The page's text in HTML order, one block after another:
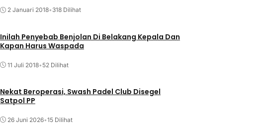
2 Januari 2018• 318 Dilihat
Inilah Penyebab Benjolan Di Belakang Kepala Dan
Kapan Harus Waspada
11 Juli 2018• 52 Dilihat
Nekat Beroperasi, Swash Padel Club Disegel
Satpol PP
26 Juni 2026•15 Dilihat